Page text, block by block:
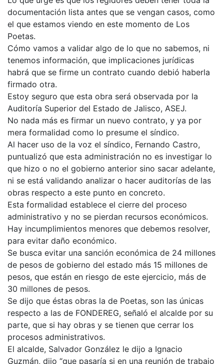
documentación lista antes que se vengan casos, como
el que estamos viendo en este momento de Los
Poetas.
Cómo vamos a validar algo de lo que no sabemos, ni
tenemos información, que implicaciones jurídicas
habrá que se firme un contrato cuando debió haberla
firmado otra.
Estoy seguro que esta obra será observada por la
Auditoría Superior del Estado de Jalisco, ASEJ.
No nada más es firmar un nuevo contrato, y ya por
mera formalidad como lo presume el síndico.
Al hacer uso de la voz el síndico, Fernando Castro,
puntualizó que esta administración no es investigar lo
que hizo o no el gobierno anterior sino sacar adelante,
ni se está validando analizar o hacer auditorías de las
obras respecto a este punto en concreto.
Esta formalidad establece el cierre del proceso
administrativo y no se pierdan recursos económicos.
Hay incumplimientos menores que debemos resolver,
para evitar daño económico.
Se busca evitar una sanción económica de 24 millones
de pesos de gobierno del estado más 15 millones de
pesos, que están en riesgo de este ejercicio, más de
30 millones de pesos.
Se dijo que éstas obras la de Poetas, son las únicas
respecto a las de FONDEREG, señaló el alcalde por su
parte, que si hay obras y se tienen que cerrar los
procesos administrativos.
El alcalde, Salvador González le dijo a Ignacio
Guzmán, dijo “que pasaría si en una reunión de trabajo